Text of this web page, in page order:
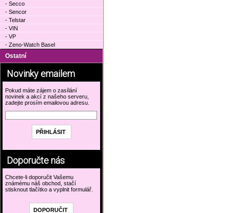
- Secco
- Sencor
- Telstar
- VIN
- VP
- Zeno-Watch Basel
Ostatní
Novinky emailem
Pokud máte zájem o zasílání
novinek a akcí z našeho serveru,
zadejte prosím emailovou adresu.
Doporučte nás
Chcete-li doporučit Vašemu
známému náš obchod, stačí
stisknout tlačítko a vyplnit formulář.